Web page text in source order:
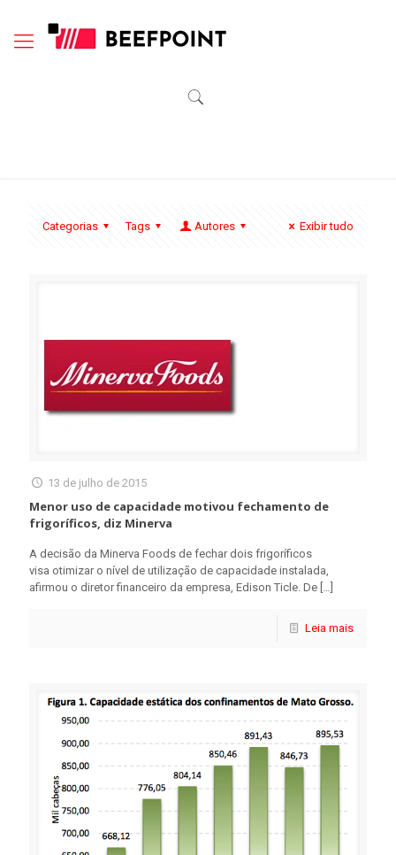
Categorias Tags Autores Exibir tudo
13 de julho de 2015
Menor uso de capacidade motivou fechamento de
frigoríficos, diz Minerva
A decisão da Minerva Foods de fechar dois frigoríficos
visa otimizar o nível de utilização de capacidade instalada,
afirmou o diretor financeiro da empresa, Edison Ticle. De […]
Leia mais